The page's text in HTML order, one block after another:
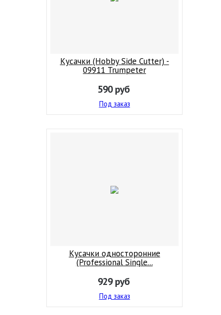
Кусачки (Hobby Side Cutter) -
09911 Trumpeter
590 руб
Под заказ
Кусачки односторонние
(Professional Single...
929 руб
Под заказ